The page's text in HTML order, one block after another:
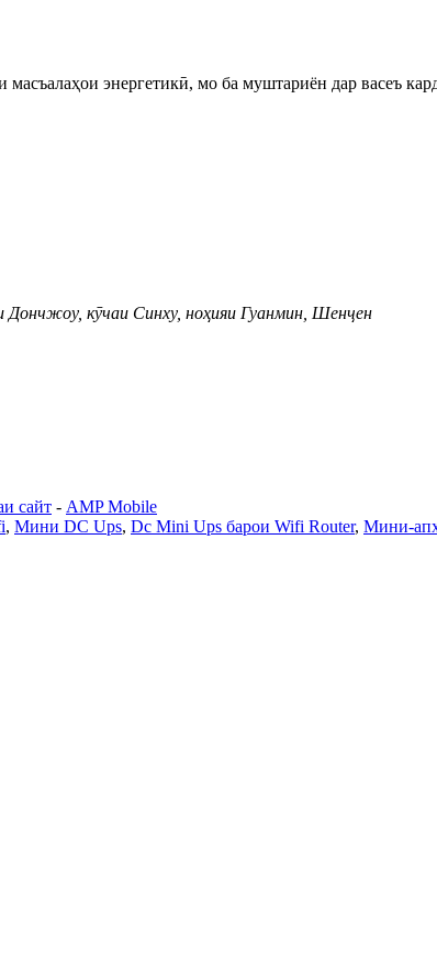
энергетикӣ, мо ба муштариён дар васеъ
кӯчаи Синху, ноҳияи Гуанмин, Шенҷен
сайт - AMP Mobile
, Мини DC Ups, Dc Mini Ups барои Wifi Router, Мини-